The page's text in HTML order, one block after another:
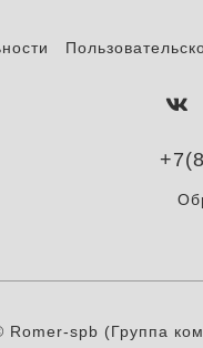
Romer-spb (Группа